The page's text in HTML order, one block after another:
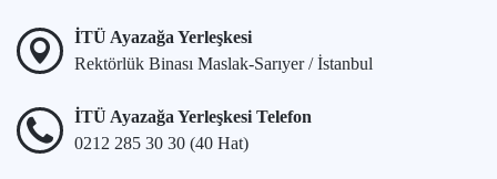
İTÜ Ayazağa Yerleşkesi
Rektörlük Binası Maslak-Sarıyer / İstanbul
İTÜ Ayazağa Yerleşkesi Telefon
0212 285 30 30 (40 Hat)